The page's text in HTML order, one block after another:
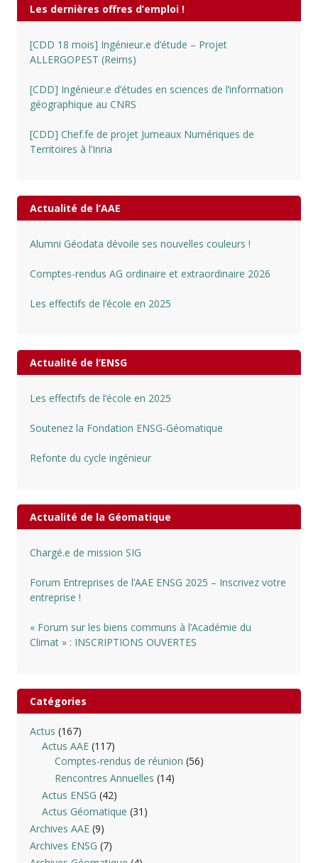
Les dernières offres d’emploi !
[CDD 18 mois] Ingénieur.e d’étude – Projet
ALLERGOPEST (Reims)
[CDD] Ingénieur.e d’études en sciences de l’information
géographique au CNRS
[CDD] Chef.fe de projet Jumeaux Numériques de
Territoires à l’Inria
Actualité de l’AAE
Alumni Géodata dévoile ses nouvelles couleurs !
Comptes-rendus AG ordinaire et extraordinaire 2026
Les effectifs de l’école en 2025
Actualité de l’ENSG
Les effectifs de l’école en 2025
Soutenez la Fondation ENSG-Géomatique
Refonte du cycle ingénieur
Actualité de la Géomatique
Chargé.e de mission SIG
Forum Entreprises de l’AAE ENSG 2025 – Inscrivez votre
entreprise !
« Forum sur les biens communs à l’Académie du
Climat » : INSCRIPTIONS OUVERTES
Catégories
Actus (167)
Actus AAE (117)
Comptes-rendus de réunion (56)
Rencontres Annuelles (14)
Actus ENSG (42)
Actus Géomatique (31)
Archives AAE(9)
Archives ENSG (7)